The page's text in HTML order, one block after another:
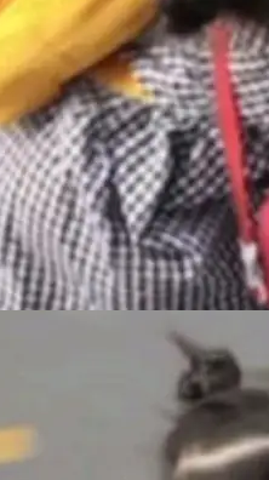
题在于启动
的任务可能
从冷启动到
没发律师
了一篇博
this wro
聊天记
部律师 Gabr
日下午 5:53
发了封邮
合调查前苹
AI办公
上架HUAWE
载即可使
一提的是，
WorkBuddy P
功能——你写
。一句话让
温馨提示：
HUAWEI M
6.1.0.135S
：设置 > 搜
以此纪
今天正式发
新一代音视频
一个特殊之
这个名字，
）。 对于
字并不陌
离世十周
版本的名
1215
告显示，AI
时报》报道
信息与商品
处理任
的采访里
竞赛，而